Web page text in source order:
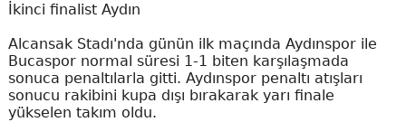
İkinci finalist Aydın
Alcansak Stadı'nda günün ilk maçında Aydınspor ile
Bucaspor normal süresi 1-1 biten karşılaşmada
sonuca penaltılarla gitti. Aydınspor penaltı atışları
sonucu rakibini kupa dışı bırakarak yarı finale
yükselen takım oldu.